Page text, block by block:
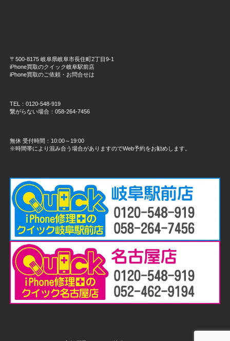
〒500-8175 岐阜県岐阜市長住町2丁目9-1
iPhone買取のクイック岐阜駅前店
iPhone買取のご依頼・お問合せは
TEL：0120-548-919
繋がらない場合：058-264-7456
無休 受付時間：10:00～19:00
※時間帯により混み合う場合がありますのでWeb予約をお勧めします。